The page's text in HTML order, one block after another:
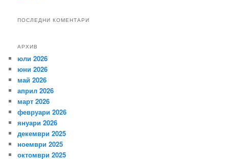
ПОСЛЕДНИ КОМЕНТАРИ
АРХИВ
юли 2026
юни 2026
май 2026
април 2026
март 2026
февруари 2026
януари 2026
декември 2025
ноември 2025
октомври 2025